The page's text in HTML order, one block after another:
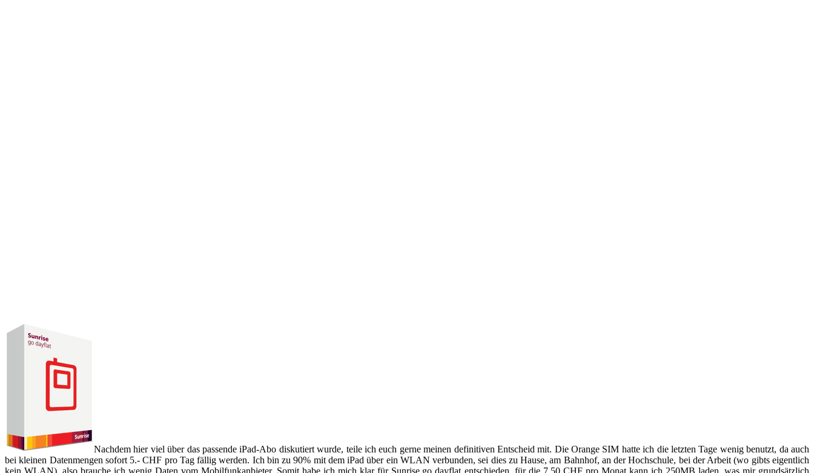
Nachdem hier viel über das passende iPad-Abo diskutiert wurde, teile ich euch gerne meinen definitiven Entscheid mit. Die Orange SIM hatte ich die letzten Tage wenig benutzt, da auch
bei kleinen Datenmengen sofort 5.- CHF pro Tag fällig werden. Ich bin zu 90% mit dem iPad über ein WLAN verbunden, sei dies zu Hause, am Bahnhof, an der Hochschule, bei der Arbeit (wo gibts eigentlich
kein WLAN), also brauche ich wenig Daten vom Mobilfunkanbieter. Somit habe ich mich klar für Sunrise go dayflat entschieden, für die 7.50 CHF pro Monat kann ich 250MB laden, was mir grundsätzlich